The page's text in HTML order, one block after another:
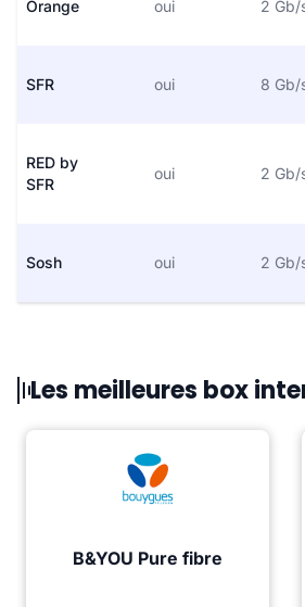
Orange oui 2 Gb/
SFR oui 8 Gb/
RED by
SFR
oui 2 Gb/
Sosh oui 2 Gb/
Les meilleures box
B&YOU Pure fibre